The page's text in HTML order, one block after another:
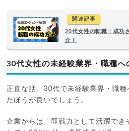
関連記事
20代女性の転職｜成功
介！
30代女性の未経験業界・職種へ
正直な話、30代で未経験業界・職種
たほうが良いでしょう。
企業からは「即戦力として活躍でき